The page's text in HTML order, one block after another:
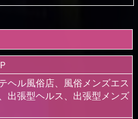
ヘル風俗店、風俗メンズエス
出張型ヘルス、出張型メンズ